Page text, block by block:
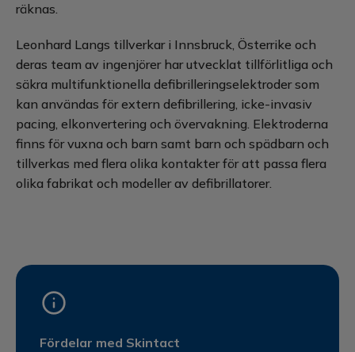
räknas.
Leonhard Langs tillverkar i Innsbruck, Österrike och
deras team av ingenjörer har utvecklat tillförlitliga och
säkra multifunktionella defibrilleringselektroder som
kan användas för extern defibrillering, icke-invasiv
pacing, elkonvertering och övervakning. Elektroderna
finns för vuxna och barn samt barn och spädbarn och
tillverkas med flera olika kontakter för att passa flera
olika fabrikat och modeller av defibrillatorer.
Fördelar med Skintact